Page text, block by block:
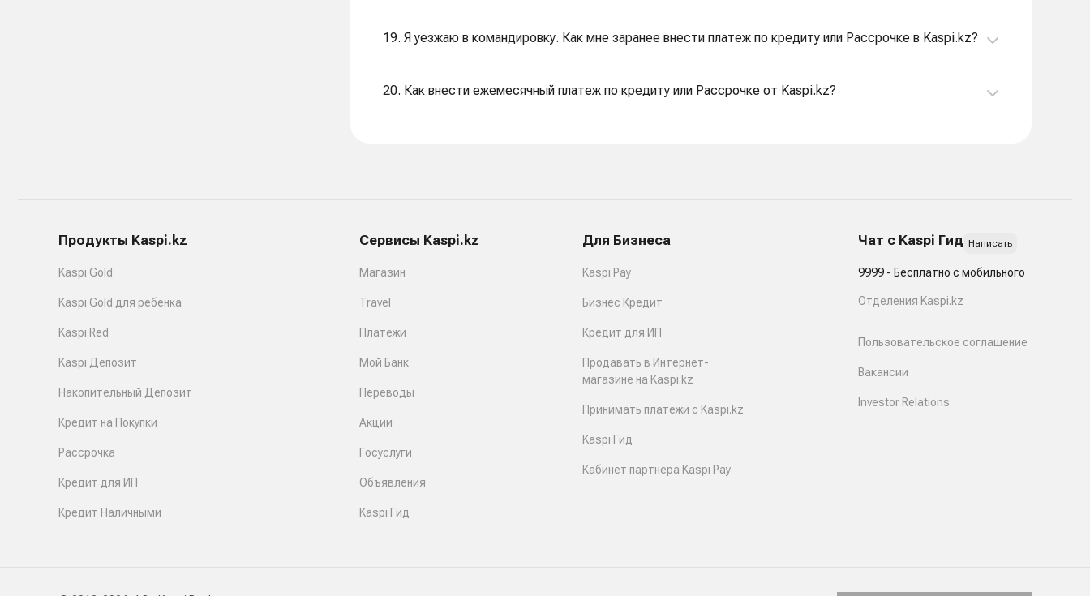
19. Я уезжаю в командировку. Как мне заранее внести платеж по кредиту или Рассрочке в Kaspi.kz?
20. Как внести ежемесячный платеж по кредиту или Рассрочке от Kaspi.kz?
Продукты Kaspi.kz
Kaspi Gold
Kaspi Gold для ребенка
Kaspi Red
Kaspi Депозит
Накопительный Депозит
Кредит на Покупки
Рассрочка
Кредит для ИП
Кредит Наличными
Сервисы Kaspi.kz
Магазин
Travel
Платежи
Мой Банк
Переводы
Акции
Госуслуги
Объявления
Kaspi Гид
Для Бизнеса
Kaspi Pay
Бизнес Кредит
Кредит для ИП
Продавать в Интернет-
магазине на Kaspi.kz
Принимать платежи с Kaspi.kz
Kaspi Гид
Кабинет партнера Kaspi Pay
Чат с Kaspi Гид Написать
9999 - Бесплатно с мобильного
Отделения Kaspi.kz
Пользовательское соглашение
Вакансии
Investor Relations